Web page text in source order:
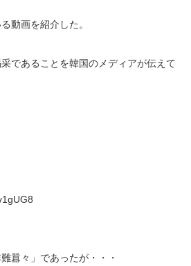
動画を紹介した。
であることを韓国のメディアが伝えて
囂々」であったが・・・